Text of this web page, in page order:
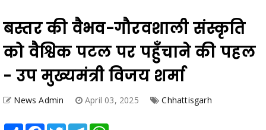
बस्तर की वैभव-गौरवशाली संस्कृति
को वैश्विक पटल पर पहुँचाने की पहल
- उप मुख्यमंत्री विजय शर्मा
News Admin April 03, 2025 Chhattisgarh